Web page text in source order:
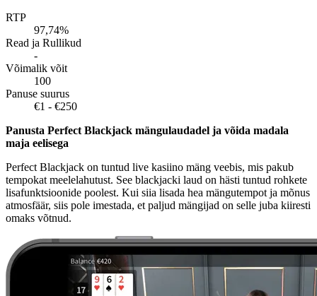
RTP
97,74%
Read ja Rullikud
-
Võimalik võit
100
Panuse suurus
€1 - €250
Panusta Perfect Blackjack mängulaudadel ja võida madala
maja eelisega
Perfect Blackjack on tuntud live kasiino mäng veebis, mis pakub
tempokat meelelahutust. See blackjacki laud on hästi tuntud rohkete
lisafunktsioonide poolest. Kui siia lisada hea mängutempot ja mõnus
atmosfäär, siis pole imestada, et paljud mängijad on selle juba kiiresti
omaks võtnud.